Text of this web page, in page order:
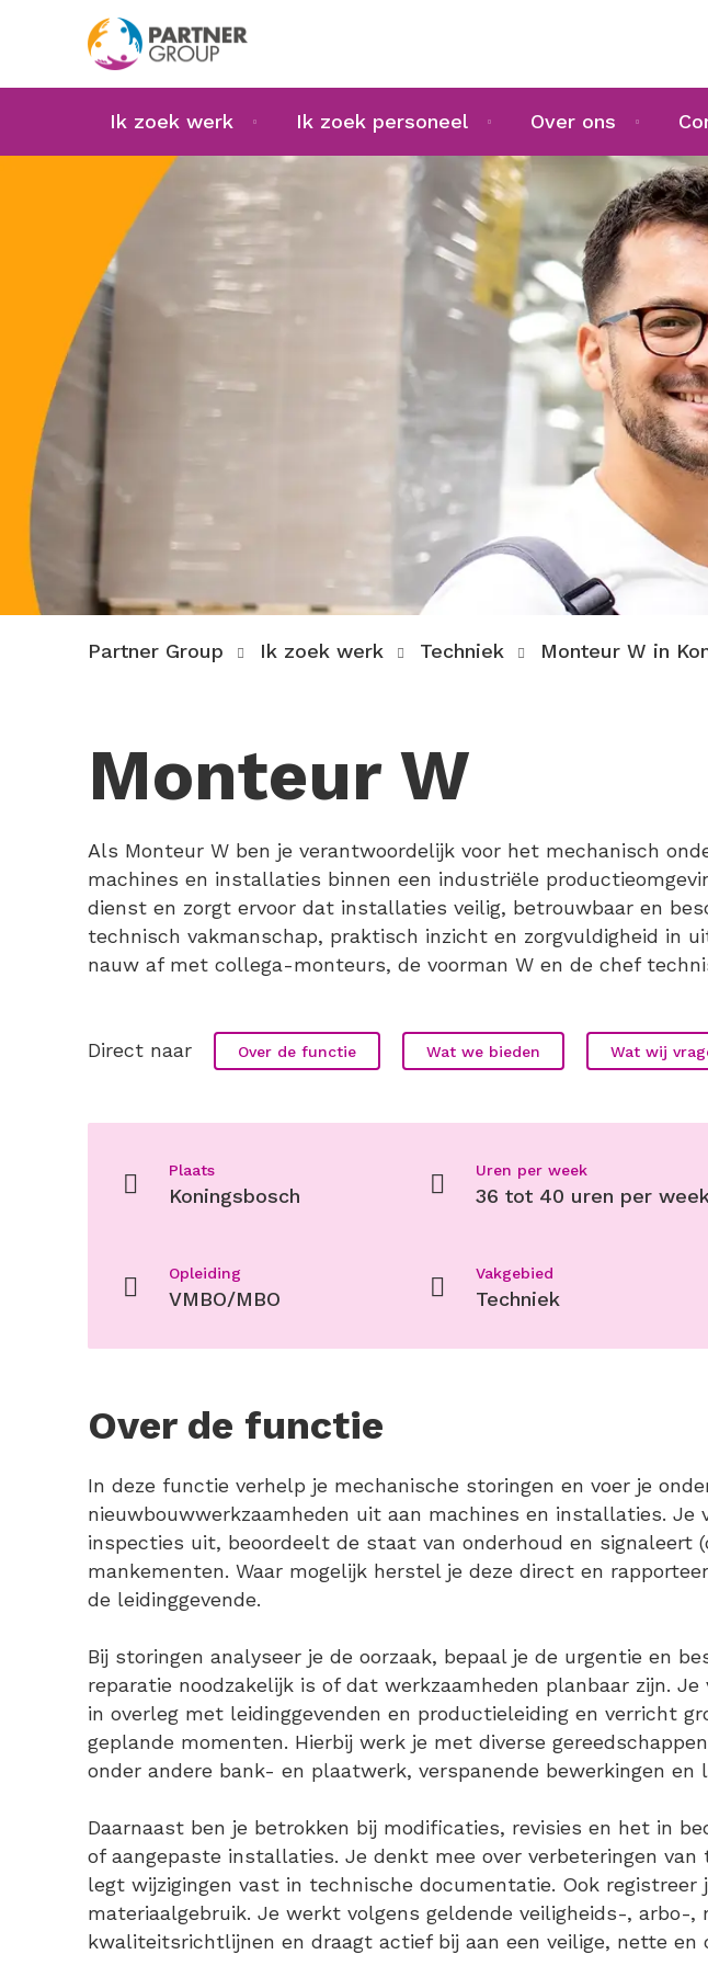
Ik zoek werk Ik zoek personeel Over ons
Partner Group Ik zoek werk Techniek Monteur W in
Monteur W
Als Monteur W ben je verantwoordelijk voor het mechanisch
machines en installaties binnen een industriële
dienst en zorgt ervoor dat installaties veilig, betrouwbaar en
technisch vakmanschap, praktisch inzicht en zorgvuldigheid in
nauw af met collega-monteurs, de voorman W en de chef
Direct naar Over de functie Wat we bieden Wat wij
Plaats
Koningsbosch
Uren per week
36 tot 40 uren per
Opleiding
VMBO/MBO
Vakgebied
Techniek
Over de functie
In deze functie verhelp je mechanische storingen en voer je
nieuwbouwwerkzaamheden uit aan machines en installaties. Je
inspecties uit, beoordeelt de staat van onderhoud en signaleert
mankementen. Waar mogelijk herstel je deze direct en
de leidinggevende.
Bij storingen analyseer je de oorzaak, bepaal je de urgentie en
reparatie noodzakelijk is of dat werkzaamheden planbaar zijn.
in overleg met leidinggevenden en productieleiding en verricht
geplande momenten. Hierbij werk je met diverse
onder andere bank- en plaatwerk, verspanende bewerkingen en
Daarnaast ben je betrokken bij modificaties, revisies en het in
of aangepaste installaties. Je denkt mee over verbeteringen
legt wijzigingen vast in technische documentatie. Ook registreer
materiaalgebruik. Je werkt volgens geldende veiligheids-, arbo-,
kwaliteitsrichtlijnen en draagt actief bij aan een veilige, nette en